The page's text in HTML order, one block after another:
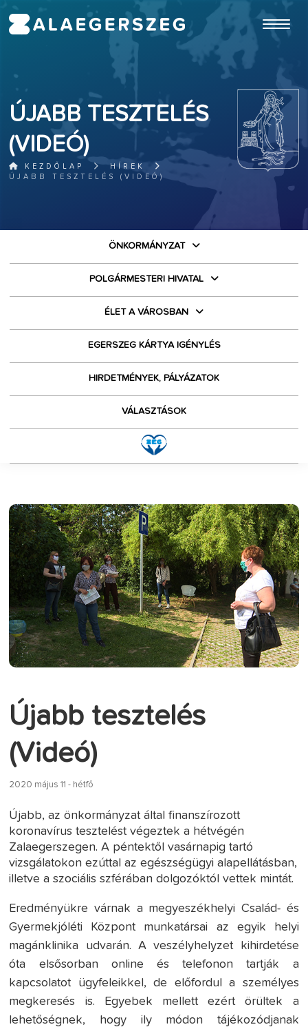
ÚJABB TESZTELÉS
(VIDEÓ)
KEZDŐLAP
HÍREK
ÚJABB TESZTELÉS (VIDEÓ)
ÖNKORMÁNYZAT
POLGÁRMESTERI HIVATAL
ÉLET A VÁROSBAN
EGERSZEG KÁRTYA IGÉNYLÉS
HIRDETMÉNYEK, PÁLYÁZATOK
VÁLASZTÁSOK
Újabb tesztelés
(Videó)
2020 május 11 - hétfő
Újabb, az önkormányzat által finanszírozott
koronavírus tesztelést végeztek a hétvégén
Zalaegerszegen. A péntektől vasárnapig tartó
vizsgálatokon ezúttal az egészségügyi alapellátásban,
illetve a szociális szférában dolgozóktól vettek mintát.
Eredményükre várnak a megyeszékhelyi Család- és
Gyermekjóléti Központ munkatársai az egyik helyi
magánklinika udvarán. A veszélyhelyzet kihirdetése
óta elsősorban online és telefonon tartják a
kapcsolatot ügyfeleikkel, de előfordul a személyes
megkeresés is. Egyebek mellett ezért örültek a
lehetőségnek, hogy ily módon tájékozódjanak